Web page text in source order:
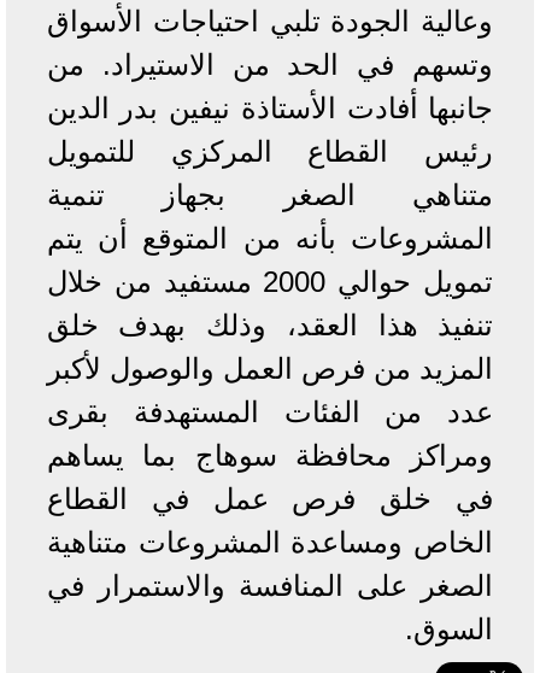
وعالية الجودة تلبي احتياجات الأسواق
وتسهم في الحد من الاستيراد. من
جانبها أفادت الأستاذة نيفين بدر الدين
رئيس القطاع المركزي للتمويل
متناهي الصغر بجهاز تنمية
المشروعات بأنه من المتوقع أن يتم
تمويل حوالي 2000 مستفيد من خلال
تنفيذ هذا العقد، وذلك بهدف خلق
المزيد من فرص العمل والوصول لأكبر
عدد من الفئات المستهدفة بقرى
ومراكز محافظة سوهاج بما يساهم
في خلق فرص عمل في القطاع
الخاص ومساعدة المشروعات متناهية
الصغر على المنافسة والاستمرار في
السوق.